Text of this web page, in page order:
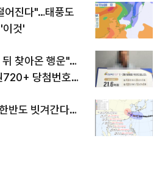
어진다"…태풍도
이것'
찾아온 행운"…
당첨번호조
반도 빗겨간다…